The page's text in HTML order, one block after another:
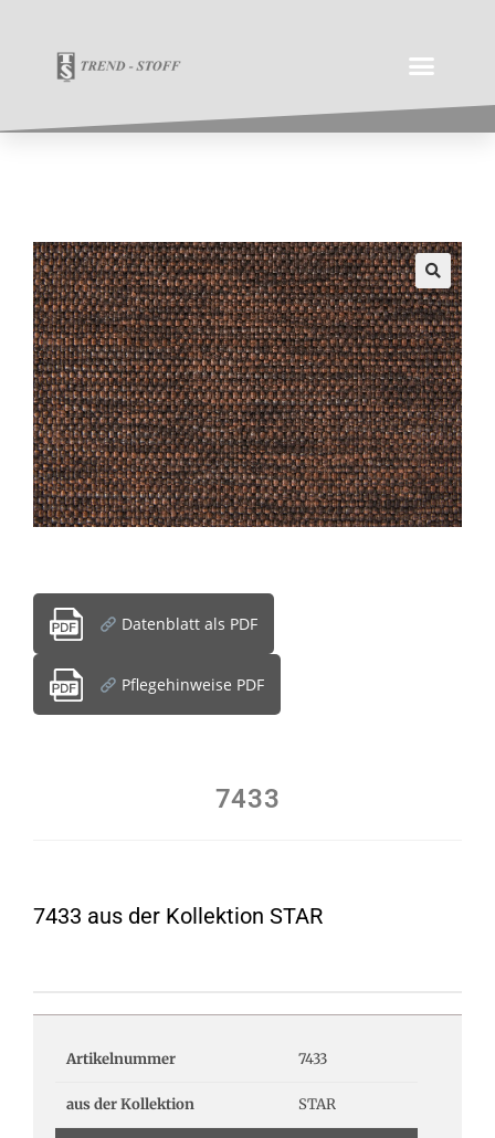
Datenblatt als PDF
Pflegehinweise PDF
7433
7433 aus der Kollektion STAR
Artikelnummer 7433
aus der Kollektion STAR